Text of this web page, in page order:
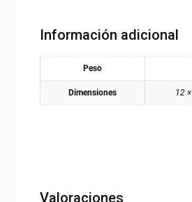
Información adicional
Peso
Dimensiones 12
Valoraciones